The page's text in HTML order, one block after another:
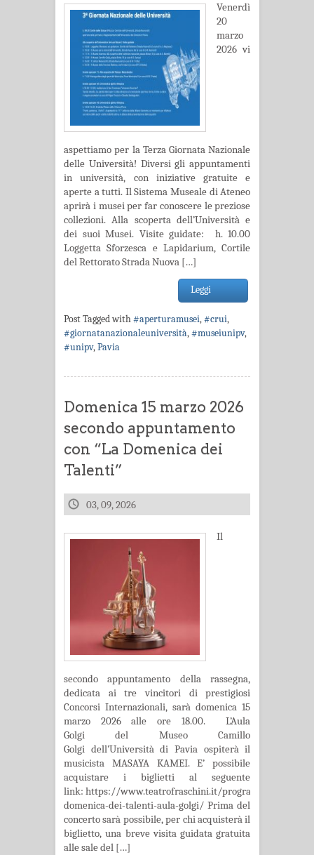
Venerdì
20
marzo
2026 vi
aspettiamo per la Terza Giornata Nazionale
delle Università! Diversi gli appuntamenti
in università, con iniziative gratuite e
aperte a tutti. Il Sistema Museale di Ateneo
aprirà i musei per far conoscere le preziose
collezioni. Alla scoperta dell’Università e
dei suoi Musei. Visite guidate: h. 10.00
Loggetta Sforzesca e Lapidarium, Cortile
del Rettorato Strada Nuova […]
Leggi
Post Tagged with#aperturamusei,#crui,
#giornatanazionaleuniversità,#museiunipv,
#unipv,Pavia
Domenica 15 marzo 2026
secondo appuntamento
con “La Domenica dei
Talenti”
03, 09, 2026
Il
secondo appuntamento della rassegna,
dedicata ai tre vincitori di prestigiosi
Concorsi Internazionali, sarà domenica 15
marzo 2026 alle ore 18.00. L’Aula
Golgi del Museo Camillo
Golgi dell’Università di Pavia ospiterà il
musicista MASAYA KAMEI. E’ possibile
acquistare i biglietti al seguente
link: https://www.teatrofraschini.it/programma/la-
domenica-dei-talenti-aula-golgi/ Prima del
concerto sarà possibile, per chi acquisterà il
biglietto, una breve visita guidata gratuita
alle sale del […]